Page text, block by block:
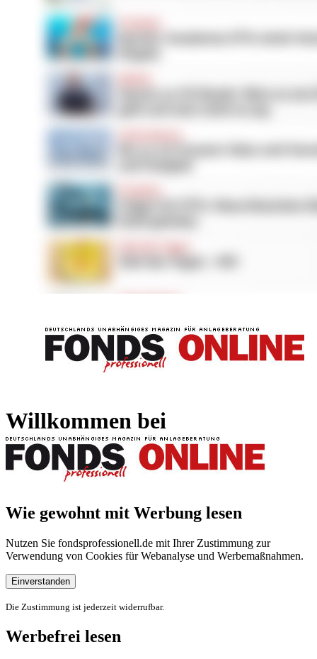
Willkommen bei
Wie gewohnt mit Werbung lesen
Nutzen Sie fondsprofessionell.de mit Ihrer Zustimmung zur
Verwendung von Cookies für Webanalyse und Werbemaßnahmen.
Einverstanden
Die Zustimmung ist jederzeit widerrufbar.
Werbefrei lesen